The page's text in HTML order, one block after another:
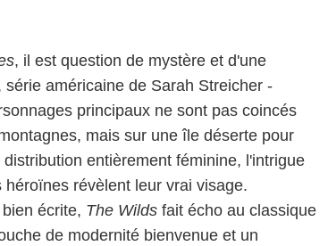
, il est question de mystère et d'une
série américaine de Sarah Streicher -
principaux ne sont pas coincés
mais sur une île déserte pour
entièrement féminine, l'intrigue
révèlent leur vrai visage.
écrite, The Wilds fait écho au classique
de modernité bienvenue et un